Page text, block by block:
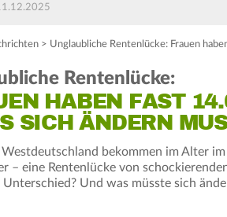
> Unglaubliche Rentenlücke: Frauen
Rentenlücke:
HABEN FAST
SICH ÄNDERN
Westdeutschland bekommen im Alter
– eine Rentenlücke von
Unterschied? Und was müsste sich